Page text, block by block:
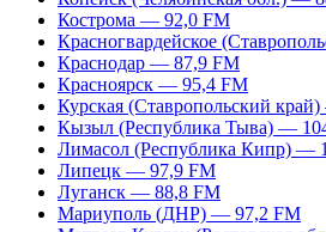
Кострома — 92,0 FM
Красногвардейское
Краснодар — 87,9 FM
Красноярск — 95,4 FM
Курская (Ставропольский
Кызыл (Республика Тыва) —
Лимасол (Республика Кипр) —
Липецк — 97,9 FM
Луганск — 88,8 FM
Мариуполь (ДНР) — 97,2 FM